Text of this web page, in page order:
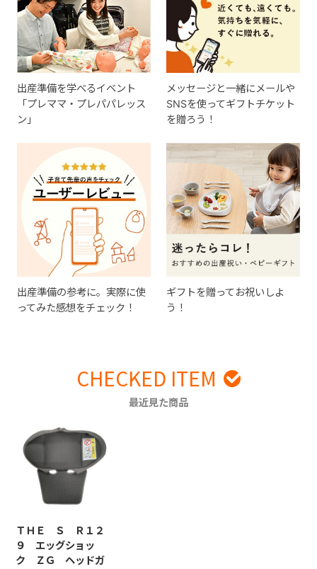
出産準備を学べるイベント
「プレママ・プレパパレッス
ン」
メッセージと一緒にメールや
SNSを使ってギフトチケット
を贈ろう！
出産準備の参考に。実際に使
ってみた感想をチェック！
ギフトを贈ってお祝いしよ
う！
CHECKED ITEM
最近見た商品
ＴＨＥ Ｓ Ｒ１２
９ エッグショッ
ク ＺＧ ヘッドガ